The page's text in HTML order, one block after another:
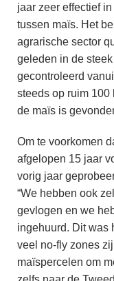
jaar zeer effectief
tussen maïs. Het
agrarische sector
geleden in de
gecontroleerd
steeds op ruim
de maïs is
Om te voorkomen
afgelopen 15 jaar
vorig jaar
“We hebben ook
gevlogen en we
ingehuurd. Dit was
veel no-fly zones
maïspercelen om